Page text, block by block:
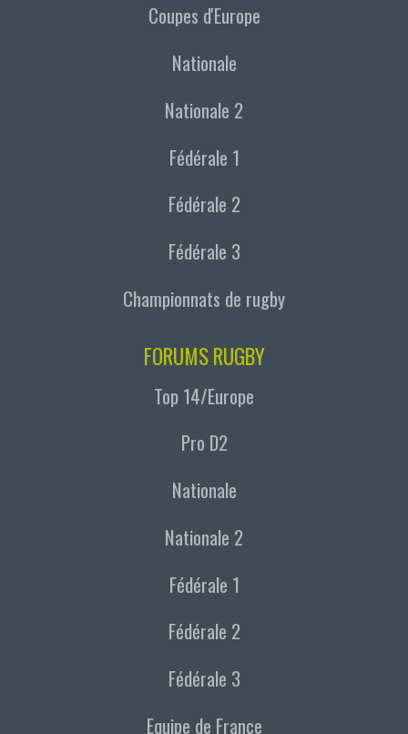
Coupes d'Europe
Nationale
Nationale 2
Fédérale 1
Fédérale 2
Fédérale 3
Championnats de rugby
FORUMS RUGBY
Top 14/Europe
Pro D2
Nationale
Nationale 2
Fédérale 1
Fédérale 2
Fédérale 3
Equipe de France